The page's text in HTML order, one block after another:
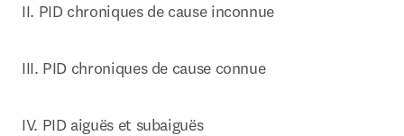
II. PID chroniques de cause inconnue
III. PID chroniques de cause connue
IV. PID aiguës et subaiguës